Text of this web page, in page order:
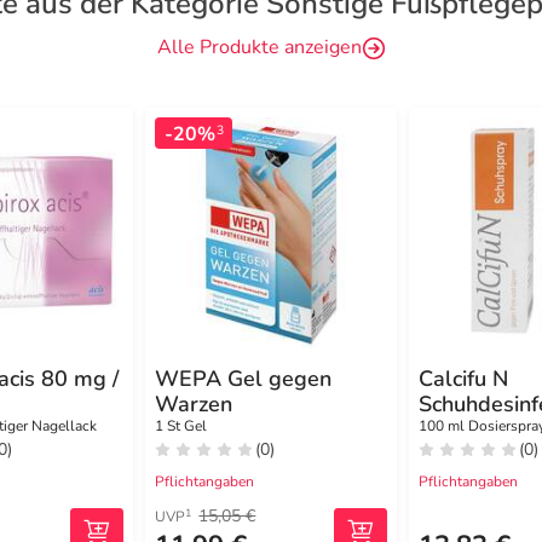
Alle Produkte anzeigen
80 mg /
Nagellack
-20%3
WEPA Gel gegen
Warzen
1 St Gel
(0)
Pflichtangaben
UVP1 15,05 €
Calcifu N
ay
100 ml
(0)
Pflichtangaben